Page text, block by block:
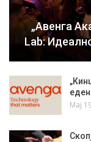
„Авенга
Lab:
еден
Мај